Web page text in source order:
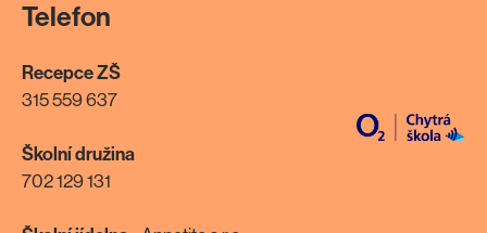
Telefon
Recepce ZŠ
315 559 637
Školní družina
702 129 131